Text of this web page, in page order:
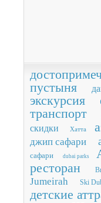
пустыня
экскурсия
транспорт
скидки Хатта
джип сафари
сафари dubai parks
ресторан
Jumeirah
Ski
детские